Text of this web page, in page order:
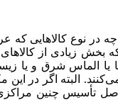
در نوع کالاهایی
که بخش زیادی از
یا الماس شرق و یا
البته اگر
تأسیس چنین